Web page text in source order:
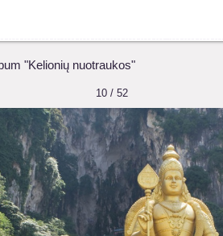
"Kelionių nuotraukos"
10 / 52